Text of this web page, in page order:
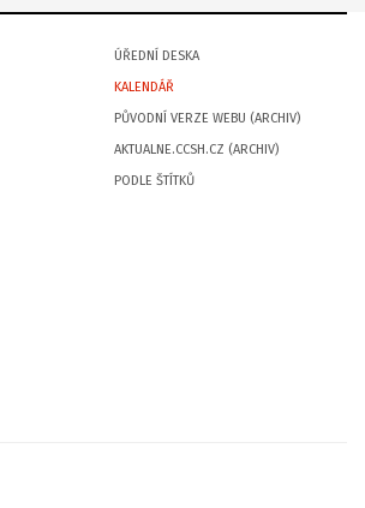
ÚŘEDNÍ DESKA
KALENDÁŘ
PŮVODNÍ VERZE WEBU (ARCHIV)
AKTUALNE.CCSH.CZ (ARCHIV)
PODLE ŠTÍTKŮ